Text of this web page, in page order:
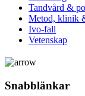
Tandvård &
Metod, klinik
Ivo-fall
Vetenskap
Snabblänkar